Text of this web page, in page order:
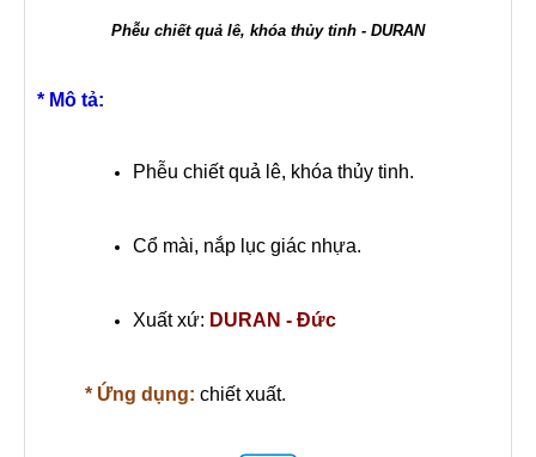
Phễu chiết quả lê, khóa thủy tinh - DURAN
* Mô tả:
Phễu chiết quả lê, khóa thủy tinh.
Cổ mài, nắp lục giác nhựa.
Xuất xứ: DURAN - Đức
* Ứng dụng: chiết xuất.